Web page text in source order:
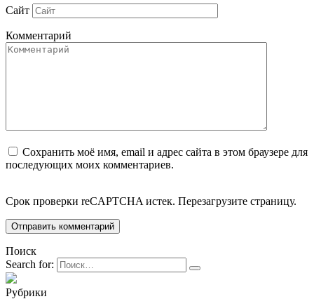
Сайт
Комментарий
Сохранить моё имя, email и адрес сайта в этом браузере для
последующих моих комментариев.
Срок проверки reCAPTCHA истек. Перезагрузите страницу.
Поиск
Search for:
Рубрики